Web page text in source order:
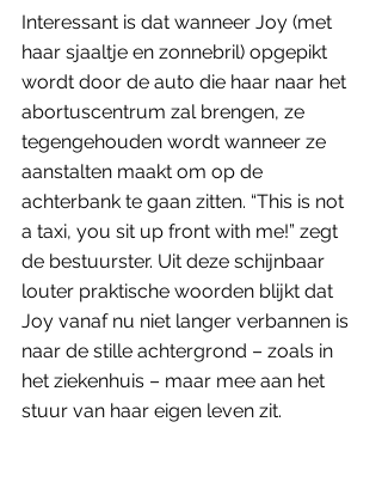
Interessant is dat wanneer Joy (met
haar sjaaltje en zonnebril) opgepikt
wordt door de auto die haar naar het
abortuscentrum zal brengen, ze
tegengehouden wordt wanneer ze
aanstalten maakt om op de
achterbank te gaan zitten. “This is not
a taxi, you sit up front with me!” zegt
de bestuurster. Uit deze schijnbaar
louter praktische woorden blijkt dat
Joy vanaf nu niet langer verbannen is
naar de stille achtergrond – zoals in
het ziekenhuis – maar mee aan het
stuur van haar eigen leven zit.